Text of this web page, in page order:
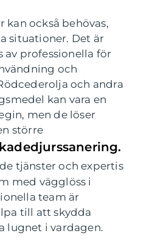
kan också behövas,
situationer. Det är
professionella för
och
och andra
kan vara en
men de löser
större
tjänster och expertis
med vägglöss i
team är
till att skydda
lugnet i vardagen.